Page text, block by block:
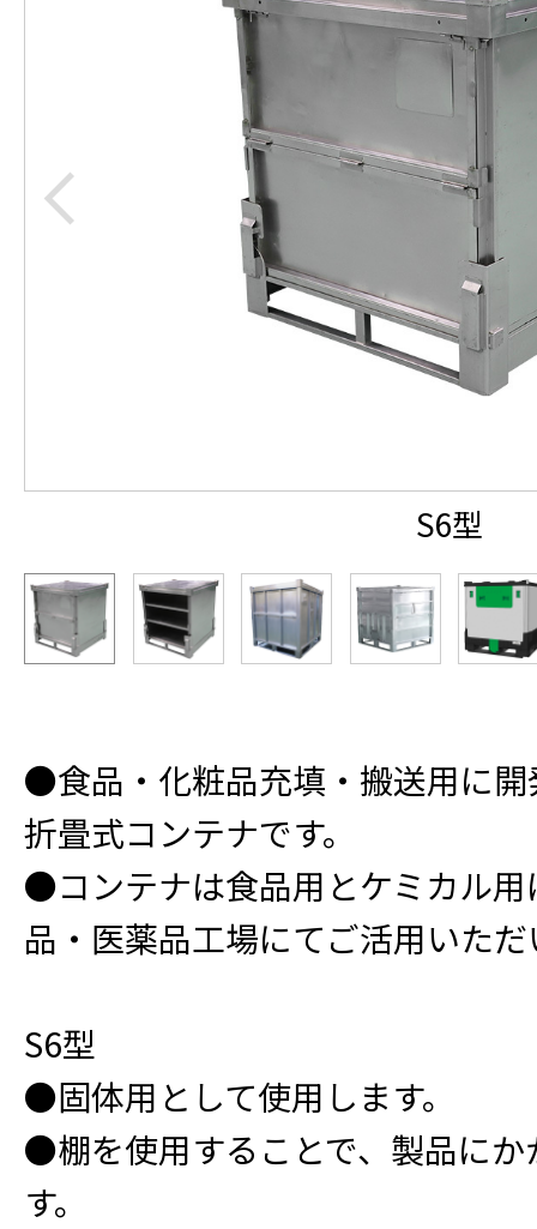
S6型
●食品・化粧品充填・搬送用に
折畳式コンテナです。
●コンテナは食品用とケミカル
品・医薬品工場にてご活用いた
S6型
●固体用として使用します。
●棚を使用することで、製品にか
す。